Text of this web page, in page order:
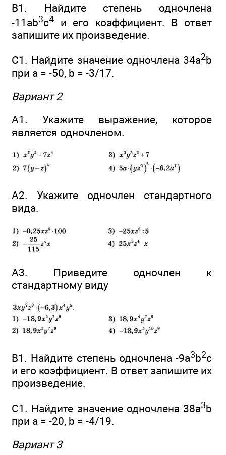
B1. Найдите степень одночлена
-11аb3с4
и его коэффициент. В ответ
запишите их произведение.
С1. Найдите значение одночлена 34а2b
при а = -50, b = -3/17.
Вариант 2
А1. Укажите выражение, которое
является одночленом.
А2. Укажите одночлен стандартного
вида.
А3. Приведите одночлен к
стандартному виду
В1. Найдите степень одночлена -9а3b2с
и его коэффициент. В ответ запишите их
произведение.
С1. Найдите значение одночлена 38а3b
при а = -20, b = -4/19.
Вариант 3